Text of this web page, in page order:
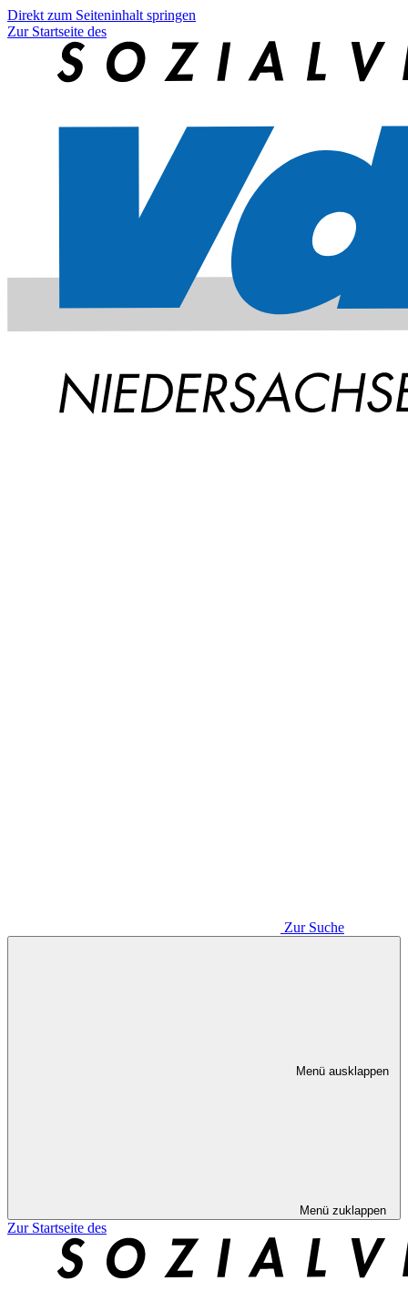
Direkt zum Seiteninhalt springen
Zur Startseite des
Zur Suche
Menü ausklappen
Menü zuklappen
Zur Startseite des